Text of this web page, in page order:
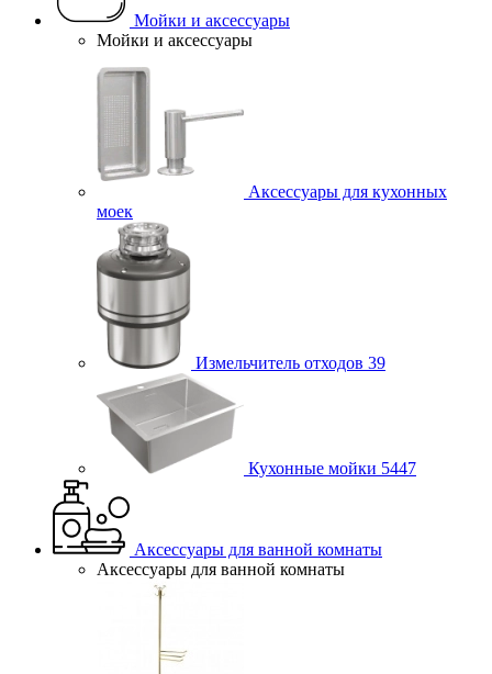
Мойки и аксессуары
Мойки и аксессуары
Аксессуары для кухонных
моек
Измельчитель отходов 39
Кухонные мойки 5447
Аксессуары для ванной комнаты
Аксессуары для ванной комнаты